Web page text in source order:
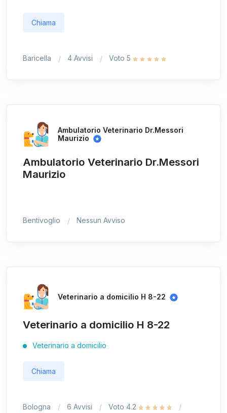
Chiama
Baricella 4 Avvisi Voto 5
Ambulatorio Veterinario Dr.Messori
Maurizio
Ambulatorio Veterinario Dr.Messori
Maurizio
Bentivoglio Nessun Avviso
Veterinario a domicilio H 8-22
Veterinario a domicilio H 8-22
Veterinario a domicilio
Chiama
Bologna 6 Avvisi
Voto 4.2